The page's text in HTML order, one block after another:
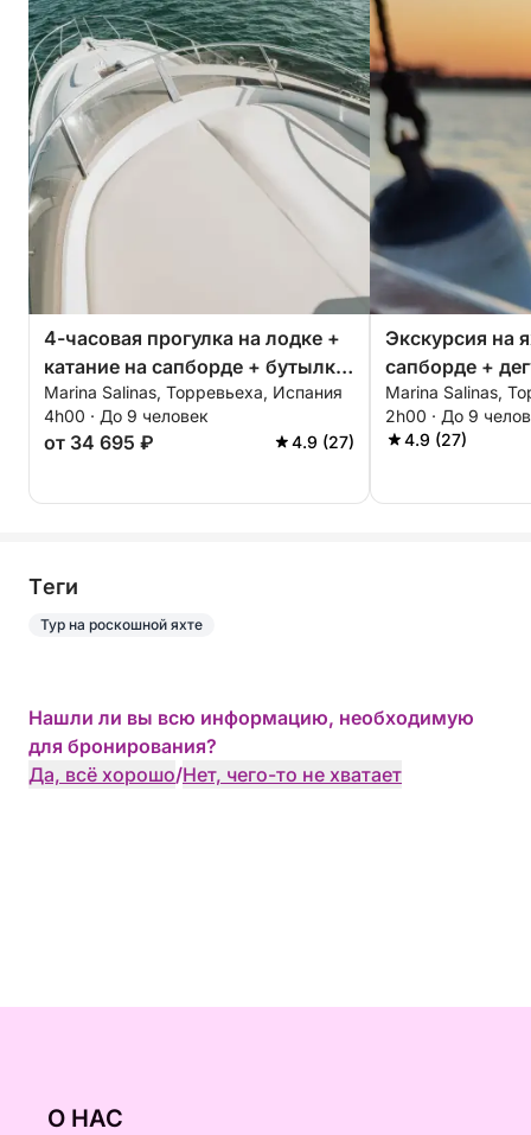
4-часовая прогулка на лодке +
катание на сапборде + бутылка
элитного игристого вина — ВСЕ
ВКЛЮЧЕНО
Marina Salinas, Торревьеха, Испания
4h00 · До 9 человек
от 34 695 ₽ 4.9 (27)
Экскурсия на
сапборде +
игристого
класса - утро,
часа - ВСЕ
Marina Salinas,
2h00 · До 9
4.9 (27)
Tеги
Тур на роскошной яхте
Нашли ли вы всю информацию, необходимую
для бронирования?
Да, всё хорошо/Нет, чего-то не хватает
О НАС